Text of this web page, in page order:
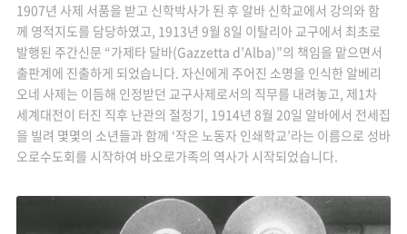
1907년 사제 서품을 받고 신학박사가 된 후 알바 신학교에서 강의와 함
께 영적지도를 담당하였고, 1913년 9월 8일 이탈리아 교구에서 최초로
발행된 주간신문 “가제타 달바(Gazzetta d’Alba)”의 책임을 맡으면서
출판계에 진출하게 되었습니다. 자신에게 주어진 소명을 인식한 알베리
오네 사제는 이듬해 인정받던 교구사제로서의 직무를 내려놓고, 제1차
세계대전이 터진 직후 난관의 절정기, 1914년 8월 20일 알바에서 전세집
을 빌려 몇몇의 소년들과 함께 ‘작은 노동자 인쇄학교’라는 이름으로 성바
오로수도회를 시작하여 바오로가족의 역사가 시작되었습니다.